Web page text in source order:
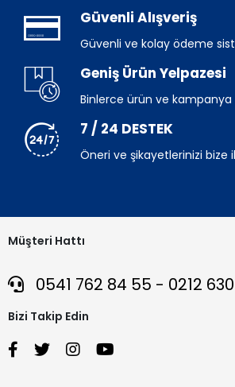
Güvenli Alışveriş
Güvenli ve kolay ödeme
Geniş Ürün Yelpazesi
Binlerce ürün ve
7 / 24 DESTEK
Öneri ve şikayetlerinizi bize
Müşteri Hattı
0541 762 84 55 - 0212
Bizi Takip Edin